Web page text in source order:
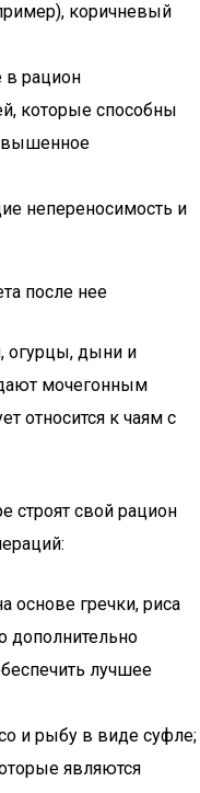
коричневый
в рацион
которые способны
непереносимость и
после нее
огурцы, дыни и
мочегонным
относится к чаям с
строят свой рацион
основе гречки, риса
дополнительно
лучшее
и рыбу в виде суфле;
являются